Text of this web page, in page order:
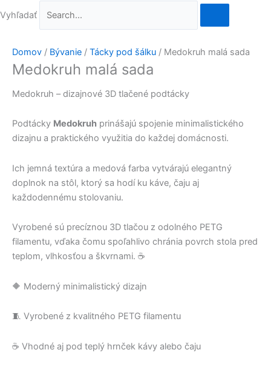
Vyhľadať
Domov / Bývanie / Tácky pod šálku / Medokruh malá sada
Medokruh malá sada
Medokruh – dizajnové 3D tlačené podtácky
Podtácky Medokruh prinášajú spojenie minimalistického
dizajnu a praktického využitia do každej domácnosti.
Ich jemná textúra a medová farba vytvárajú elegantný
doplnok na stôl, ktorý sa hodí ku káve, čaju aj
každodennému stolovaniu.
Vyrobené sú precíznou 3D tlačou z odolného PETG
filamentu, vďaka čomu spoľahlivo chránia povrch stola pred
teplom, vlhkosťou a škvrnami. ☕
🔶 Moderný minimalistický dizajn
🧵 Vyrobené z kvalitného PETG filamentu
☕ Vhodné aj pod teplý hrnček kávy alebo čaju